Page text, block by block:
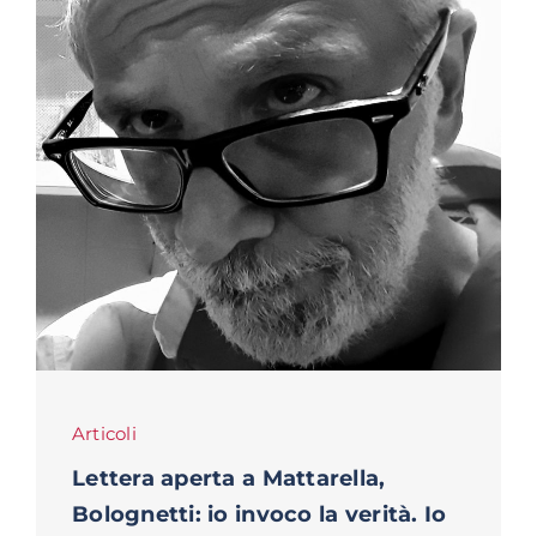
CONTATTI
Articoli
Lettera aperta a Mattarella,
Bolognetti: io invoco la verità. Io